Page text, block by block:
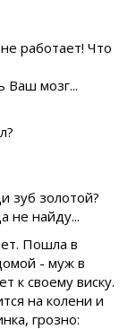
работает! Что
Ваш мозг...
зуб золотой?
не найду...
Пошла в
- муж в
к своему виску.
на колени и
грозно: